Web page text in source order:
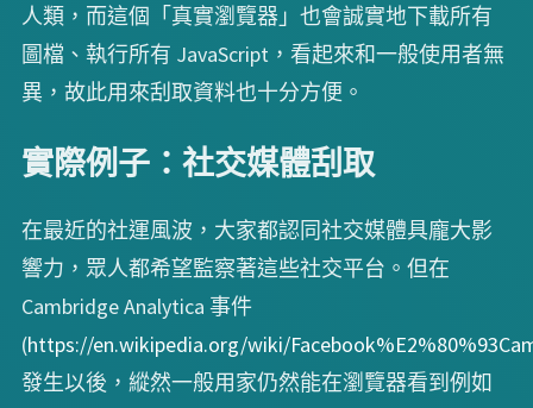
人類，而這個「真實瀏覽器」也會誠實地下載所有
圖檔、執行所有 JavaScript，看起來和一般使用者無
異，故此用來刮取資料也十分方便。
實際例子：社交媒體刮取
在最近的社運風波，大家都認同社交媒體具龐大影
響力，眾人都希望監察著這些社交平台。但在
Cambridge Analytica 事件
(https://en.wikipedia.org/wiki/
發生以後，縱然一般用家仍然能在瀏覽器看到例如